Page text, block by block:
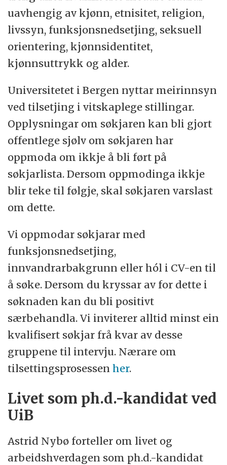
uavhengig av kjønn, etnisitet, religion,
livssyn, funksjonsnedsetjing, seksuell
orientering, kjønnsidentitet,
kjønnsuttrykk og alder.
Universitetet i Bergen nyttar meirinnsyn
ved tilsetjing i vitskaplege stillingar.
Opplysningar om søkjaren kan bli gjort
offentlege sjølv om søkjaren har
oppmoda om ikkje å bli ført på
søkjarlista. Dersom oppmodinga ikkje
blir teke til følgje, skal søkjaren varslast
om dette.
Vi oppmodar søkjarar med
funksjonsnedsetjing,
innvandrarbakgrunn eller hól i CV-en til
å søke. Dersom du kryssar av for dette i
søknaden kan du bli positivt
særbehandla. Vi inviterer alltid minst ein
kvalifisert søkjar frå kvar av desse
gruppene til intervju. Nærare om
tilsettingsprosessenher.
Livet som ph.d.-kandidat ved
UiB
Astrid Nybø forteller om livet og
arbeidshverdagen som ph.d.-kandidat